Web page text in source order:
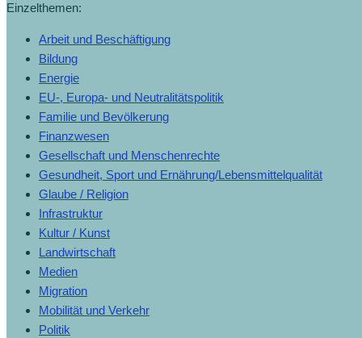
Einzelthemen:
Arbeit und Beschäftigung
Bildung
Energie
EU-, Europa- und Neutralitätspolitik
Familie und Bevölkerung
Finanzwesen
Gesellschaft und Menschenrechte
Gesundheit, Sport und Ernährung/Lebensmittelqualität
Glaube / Religion
Infrastruktur
Kultur / Kunst
Landwirtschaft
Medien
Migration
Mobilität und Verkehr
Politik